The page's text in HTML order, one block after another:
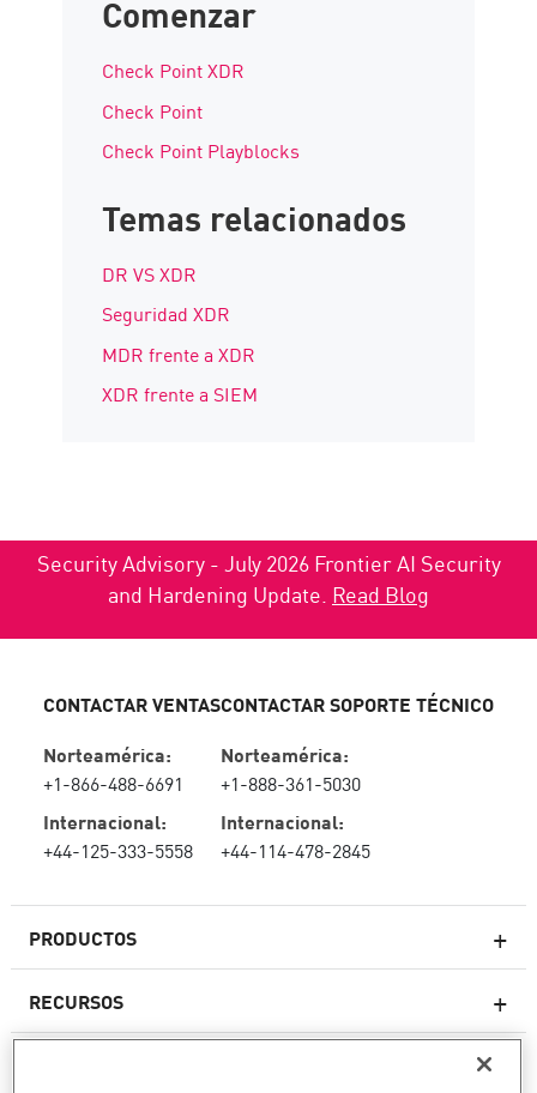
Comenzar
Check Point XDR
Check Point
Check Point Playblocks
Temas relacionados
DR VS XDR
Seguridad XDR
MDR frente a XDR
XDR frente a SIEM
Security Advisory - July 2026 Frontier AI Security
and Hardening Update. Read Blog
PRODUCTOS
Firewall de última generación
RECURSOS
CONTACTAR VENTAS
Norteamérica:
+1-866-488-6691
Internacional:
+44-125-333-5558
CONTACTAR SOPORTE TÉCNICO
Norteamérica:
+1-888-361-5030
Internacional:
+44-114-478-2845